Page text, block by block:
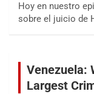
Hoy en nuestro
sobre el juicio de
Venezuela:
Largest